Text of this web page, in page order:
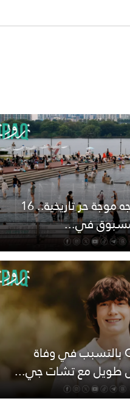
كوريا الجنوبية تواجه موجة حر تاريخية.. 16
مسبوق في...
اتهامات لـOpenAI بالتسبب في وفاة
طويل مع تشات جي...